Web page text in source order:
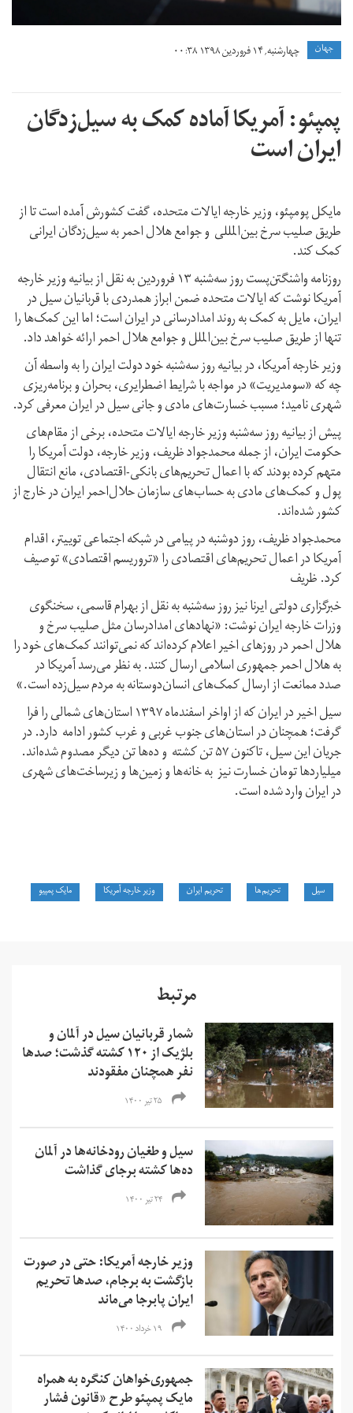
جهان چهارشنبه, ۱۴ فروردین ۱۳۹۸ ۰۰:۳۸
پمپئو: آمریکا آماده کمک به سیل‌زدگان
ایران است
مایکل پومپئو، وزیر خارجه ایالات متحده، گفت کشورش آمده است تا از
طریق صلیب سرخ بین‌المللی و جوامع هلال احمر به سیل‌زدگان ایرانی
کمک کند.
روزنامه واشنگتن‌پست روز سه‌شنبه ۱۳ فروردین به نقل از بیانیه وزیر خارجه
آمریکا نوشت که ایالات متحده ضمن ابراز همدردی با قربانیان سیل در
ایران، مایل به کمک به روند امدادرسانی در ایران است؛ اما این کمک‌ها را
تنها از طریق صلیب سرخ بین‌الملل و جوامع هلال احمر ارائه خواهد داد.
وزیر خارجه آمریکا، در بیانیه روز سه‌‌‌شنبه خود دولت ایران را به واسطه آن
چه که «سومدیریت» در مواجه با شرایط اضطرایری، بحران و برنامه‌ریزی
شهری نامید؛ مسبب خسارت‌های مادی و جانی سیل در ایران معرفی کرد.
پیش از بیانیه روز سه‌شنبه وزیر خارجه ایالات متحده، برخی از مقام‌های
حکومت ایران، از جمله محمدجواد ظریف، وزیر خارجه، دولت آمریکا را
متهم کرده بودند که با اعمال تحریم‌های بانکی-اقتصادی، مانع انتقال
پول و کمک‌های مادی به حساب‌های سازمان حلال‌احمر ایران در خارج از
کشور شده‌اند.
محمدجواد ظریف، روز دوشنبه در پیامی در شبکه اجتماعی توییتر، اقدام
آمریکا در اعمال تحریم‌های اقتصادی را «تروریسم اقتصادی» توصیف
کرد. ظریف
خبرگزاری دولتی ایرنا نیز روز سه‌‌شنبه به نقل از بهرام قاسمی، سخنگوی
وزرات خارجه ایران نوشت: «نهادهای امدادرسان مثل صلیب سرخ و
هلال احمر در روزهای اخیر اعلام کرده‌اند که نمی‌توانند کمک‌های خود را
به هلال احمر جمهوری اسلامی ارسال کنند. به نظر می‌رسد آمریکا در
صدد ممانعت از ارسال کمک‌های انسان‌دوستانه به مردم سیل‌زده است.»
سیل اخیر در ایران که از اواخر اسفندماه ۱۳۹۷ استان‌های شمالی را فرا
گرفت؛ همچنان در استان‌های جنوب غربی و غرب کشور ادامه دارد. در
جریان این سیل، تاکنون ۵۷ تن کشته و ده‌ها تن دیگر مصدوم شده‌اند.
میلیاردها تومان خسارت نیز به خانه‌ها و زمین‌ها و زیرساخت‌های شهری
در ایران وارد شده است.
سیل تحریم‌ها تحریم ایران وزیر خارجه آمریکا مایک پمپيو
مرتبط
شمار قربانیان سیل در آلمان و
بلژیک از ۱۲۰ کشته گذشت؛ صدها
نفر همچنان مفقودند
۲۵ تیر ۱۴۰۰
سیل و طغیان رودخانه‌ها در آلمان
ده‌ها کشته برجای گذاشت
۲۴ تیر ۱۴۰۰
وزیر خارجه آمریکا: حتی در صورت
بازگشت به برجام، صدها تحریم
ایران پابرجا می‌ماند
۱۹ خرداد ۱۴۰۰
جمهوری‌خواهان کنگره به همراه
مایک پمپئو طرح «قانون فشار